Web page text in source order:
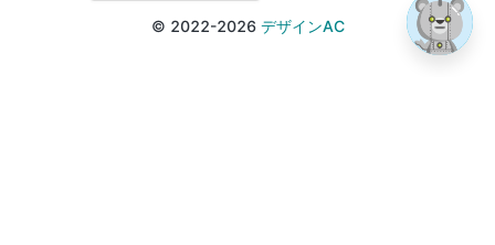
© 2022-2026 デザインAC